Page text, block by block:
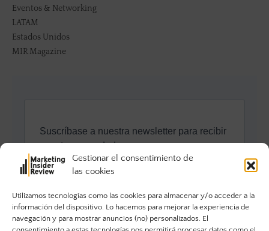
Gestionar el consentimiento de
las cookies
Utilizamos tecnologías como las cookies para almacenar y/o acceder a la
información del dispositivo. Lo hacemos para mejorar la experiencia de
navegación y para mostrar anuncios (no) personalizados. El
Eventos & Networking
LATAM
Estados Unidos
MIR Magazine